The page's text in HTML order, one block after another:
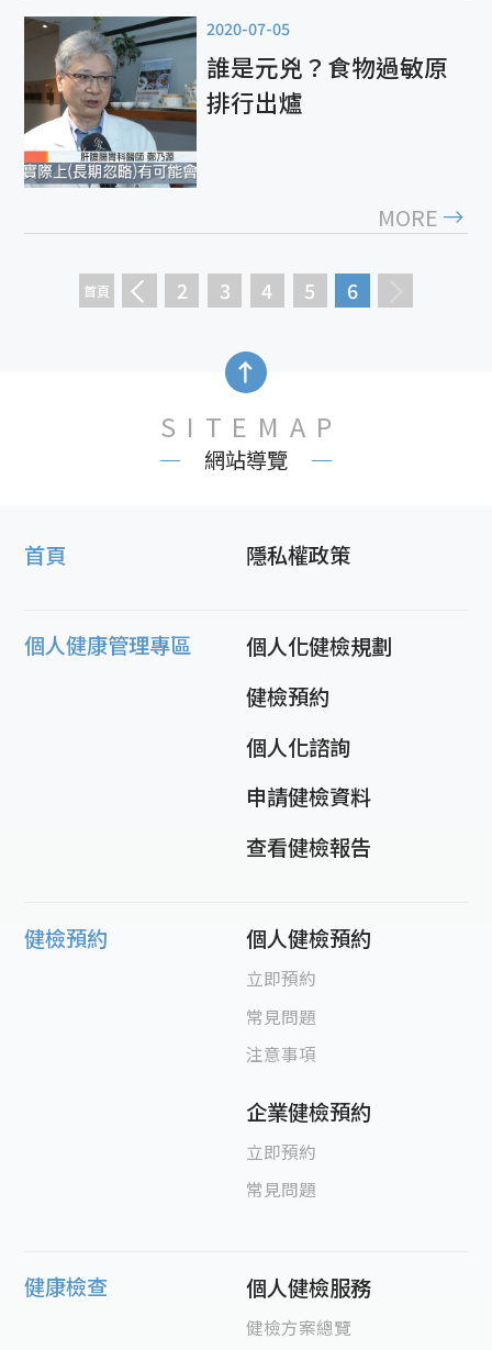
2020-07-05
誰是元兇？食物過敏原
排行出爐
MORE
2 3 4 5 6
SITEMAP
網站導覽
首頁 隱私權政策
個人健康管理專區
個人化健檢規劃
健檢預約
個人化諮詢
申請健檢資料
查看健檢報告
健檢預約 個人健檢預約
立即預約
常見問題
注意事項
企業健檢預約
立即預約
常見問題
健康檢查 個人健檢服務
健檢方案總覽